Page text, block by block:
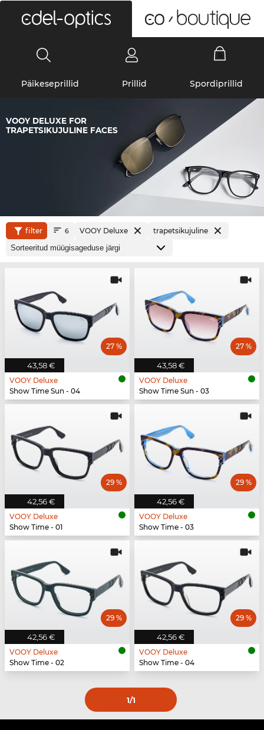
Päikeseprillid Prillid Spordiprillid
VOOY DELUXE FOR
TRAPETSIKUJULINE FACES
filter 6 VOOY Deluxe trapetsikujuline
43,58 €
27 %
VOOY Deluxe
Show Time Sun - 04
43,58 €
27 %
VOOY Deluxe
Show Time Sun - 03
42,56 €
29 %
VOOY Deluxe
Show Time - 01
42,56 €
29 %
VOOY Deluxe
Show Time - 03
42,56 €
29 %
VOOY Deluxe
Show Time - 02
42,56 €
29 %
VOOY Deluxe
Show Time - 04
1/1